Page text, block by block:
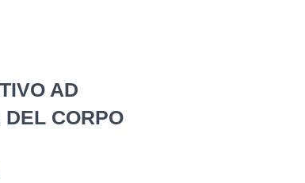
AD
CORPO